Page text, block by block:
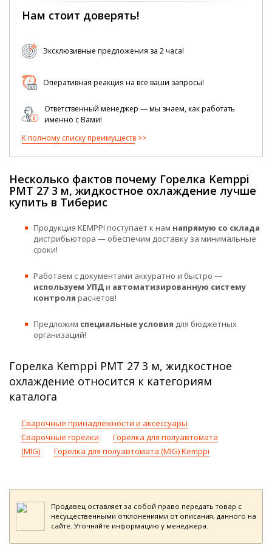
Нам стоит доверять!
Эксклюзивные предложения за 2 часа!
Оперативная реакция на все ваши запросы!
Ответственный менеджер — мы знаем, как работать
именно с Вами!
К полному списку преимуществ
Несколько фактов почему Горелка Kemppi
PMT 27 3 м, жидкостное охлаждение лучше
купить в Тиберис
Продукция KEMPPI поступает к нам напрямую со склада
дистрибьютора — обеспечим доставку за минимальные
сроки!
Работаем с документами аккуратно и быстро —
используем УПДи автоматизированную систему
контроля расчетов!
Предложим специальные условия для бюджетных
организаций!
Горелка Kemppi PMT 27 3 м, жидкостное
охлаждение относится к категориям
каталога
Сварочные принадлежности и аксессуары
Сварочные горелки
Горелка для полуавтомата
(MIG)
Горелка для полуавтомата (MIG) Kemppi
Продавец оставляет за собой право передать товар с
несущественными отклонениями от описания, данного на
сайте. Уточняйте информацию у менеджера.